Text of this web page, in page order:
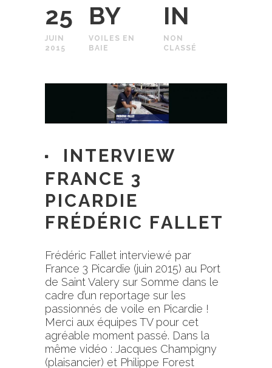
25
JUIN
2015
BY
VOILES EN
BAIE
IN
NON
CLASSÉ
INTERVIEW
FRANCE 3
PICARDIE
FRÉDÉRIC FALLET
Frédéric Fallet interviewé par
France 3 Picardie (juin 2015) au Port
de Saint Valery sur Somme dans le
cadre d’un reportage sur les
passionnés de voile en Picardie !
Merci aux équipes TV pour cet
agréable moment passé. Dans la
même vidéo : Jacques Champigny
(plaisancier) et Philippe Forest